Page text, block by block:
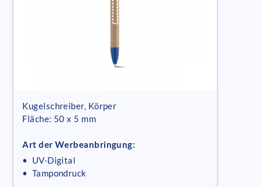
Kugelschreiber, Körper
Fläche: 50 x 5 mm
Art der Werbeanbringung:
• UV-Digital
• Tampondruck